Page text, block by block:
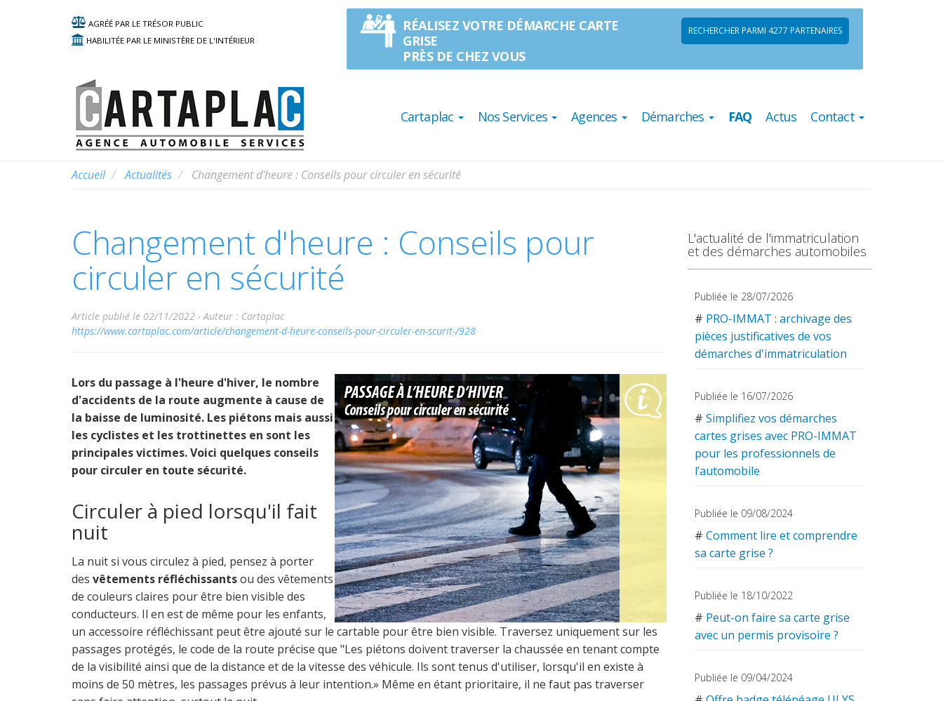
AGRÉÉ PAR LE TRÉSOR PUBLIC
HABILITÉE PAR LE MINISTÈRE DE L'INTÉRIEUR
RÉALISEZ VOTRE DÉMARCHE CARTE
GRISE
PRÈS DE CHEZ VOUS
RECHERCHER PARMI 4277 PARTENAIRES
Cartaplac Nos Services Agences Démarches FAQ Actus Contact
Accueil Actualités Changement d'heure : Conseils pour circuler en sécurité
Changement d'heure : Conseils pour
circuler en sécurité
Article publié le 02/11/2022 -Auteur : Cartaplac
https://www.cartaplac.com/article/changement-d-heure-conseils-pour-circuler-en-scurit-/928
Lors du passage à l'heure d'hiver, le nombre
d'accidents de la route augmente à cause de
la baisse de luminosité. Les piétons mais aussi
les cyclistes et les trottinettes en sont les
principales victimes. Voici quelques conseils
pour circuler en toute sécurité.
Circuler à pied lorsqu'il fait
nuit
La nuit si vous circulez à pied, pensez à porter
des vêtements réfléchissantsou des vêtements
de couleurs claires pour être bien visible des
conducteurs. Il en est de même pour les enfants,
un accessoire réfléchissant peut être ajouté sur le cartable pour être bien visible. Traversez uniquement sur les
passages protégés, le code de la route précise que "Les piétons doivent traverser la chaussée en tenant compte
de la visibilité ainsi que de la distance et de la vitesse des véhicule. Ils sont tenus d'utiliser, lorsqu'il en existe à
moins de 50 mètres, les passages prévus à leur intention.» Même en étant prioritaire, il ne faut pas traverser
L'actualité de l'immatriculation
et des démarches automobiles
Publiée le 28/07/2026
# PRO-IMMAT : archivage des
pièces justificatives de vos
démarches d'immatriculation
Publiée le 16/07/2026
# Simplifiez vos démarches
cartes grises avec PRO-IMMAT
pour les professionnels de
l’automobile
Publiée le 09/08/2024
# Comment lire et comprendre
sa carte grise ?
Publiée le 18/10/2022
# Peut-on faire sa carte grise
avec un permis provisoire ?
Publiée le 09/04/2024